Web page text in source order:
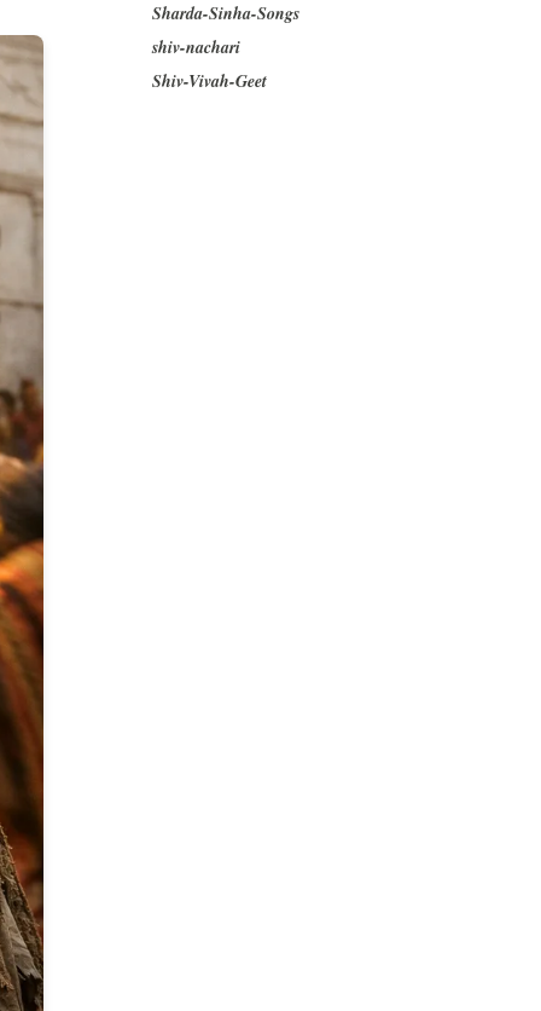
Sharda-Sinha-Songs
shiv-nachari
Shiv-Vivah-Geet